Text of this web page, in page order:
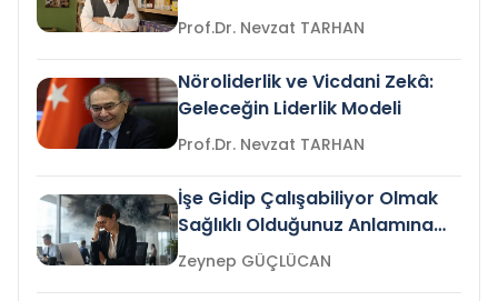
Prof.Dr. Nevzat TARHAN
Nöroliderlik ve Vicdani Zekâ:
Geleceğin Liderlik Modeli
Prof.Dr. Nevzat TARHAN
İşe Gidip Çalışabiliyor Olmak
Sağlıklı Olduğunuz Anlamına
Gelir mi?Zeynep GÜÇLÜCAN